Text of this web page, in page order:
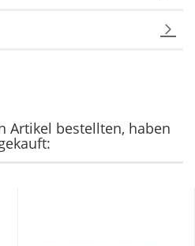
Artikel bestellten, haben